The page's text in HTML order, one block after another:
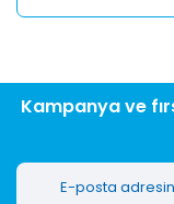
Kampanya ve